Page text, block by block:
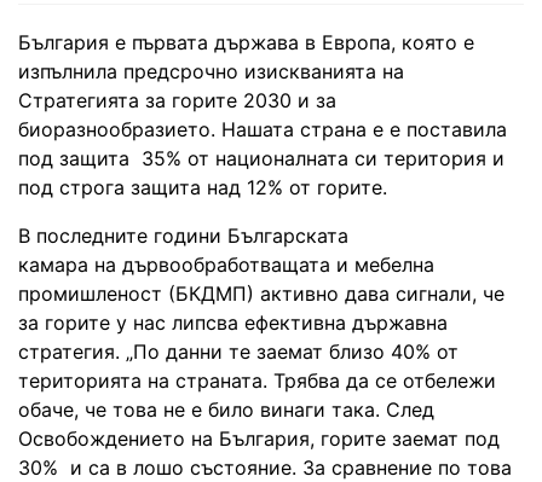
България е първата държава в Европа, която е
изпълнила предсрочно изискванията на
Стратегията за горите 2030 и за
биоразнообразието. Нашата страна е е поставила
под защита 35% от националната си територия и
под строга защита над 12% от горите.
В последните години Българската
камара на дървообработващата и мебелна
промишленост (БКДМП) активно дава сигнали, че
за горите у нас липсва ефективна държавна
стратегия. „По данни те заемат близо 40% от
територията на страната. Трябва да се отбележи
обаче, че това не е било винаги така. След
Освобождението на България, горите заемат под
30% и са в лошо състояние. За сравнение по това